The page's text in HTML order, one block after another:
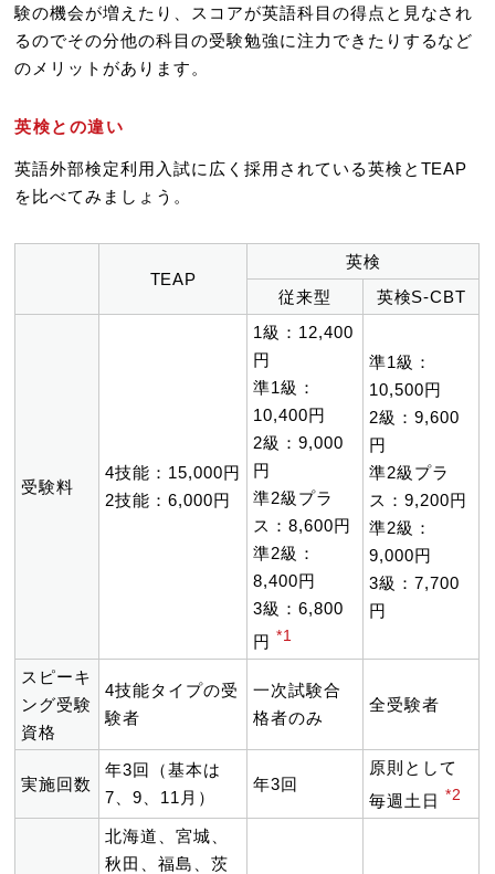
験の機会が増えたり、スコアが英語科目の得点と見なされ
るのでその分他の科目の受験勉強に注力できたりするなど
のメリットがあります。
英検との違い
英語外部検定利用入試に広く採用されている英検とTEAP
を比べてみましょう。
TEAP
英検
従来型
英検S-CBT
受験料
4技能：15,000円
2技能：6,000円
1級：12,400
円
準1級：
10,400円
2級：9,000
円
準2級プラ
ス：8,600円
準2級：
8,400円
3級：6,800
円 *1
準1級：
10,500円
2級：9,600
円
準2級プラ
ス：9,200円
準2級：
9,000円
3級：7,700
円
スピーキ
ング受験
資格
4技能タイプの受
験者
一次試験合
格者のみ
全受験者
実施回数
年3回（基本は
7、9、11月）
年3回
原則として
毎週土日 *2
北海道、宮城、
秋田、福島、茨